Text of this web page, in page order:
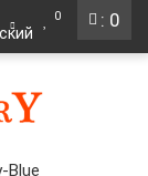
: 0
0
Blue